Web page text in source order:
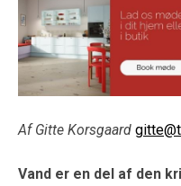
Af Gitte Korsgaard
Vand er en del af den